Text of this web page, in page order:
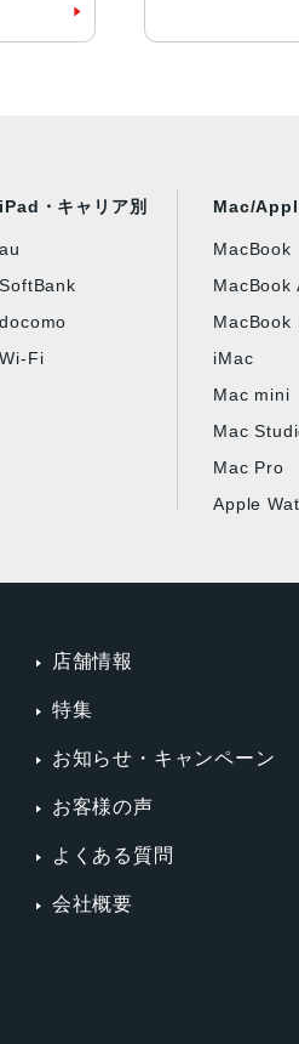
iPad・キャリア別
au
SoftBank
docomo
Wi-Fi
Mac/
MacBook
MacBook
MacBook
iMac
Mac mini
Mac
Mac Pro
Apple
店舗情報
特集
お知らせ・キャンペーン
お客様の声
よくある質問
会社概要